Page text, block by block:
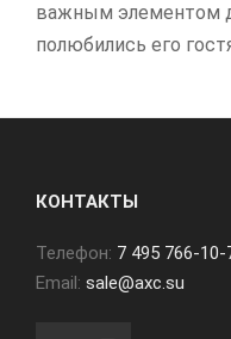
важным элементом
полюбились его
КОНТАКТЫ
Телефон: 7 495 766-10-
Email: sale@axc.su